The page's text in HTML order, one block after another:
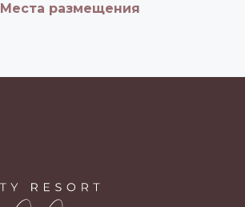
Места размещения